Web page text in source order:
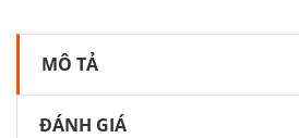
MÔ TẢ
ĐÁNH GIÁ